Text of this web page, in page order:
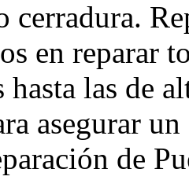
cerradura.
en reparar
hasta las de
asegurar
de